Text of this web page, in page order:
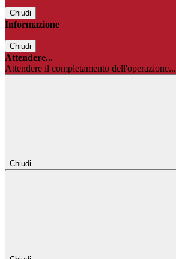
Chiudi
Informazione
Chiudi
Attendere...
Attendere il completamento dell'operazione...
Chiudi